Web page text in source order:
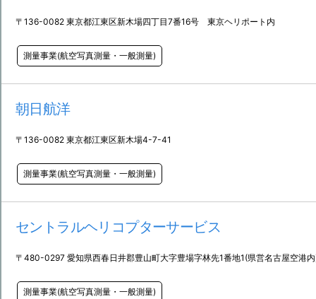
〒136-0082 東京都江東区新木場四丁目7番16号 東京ヘリポート内
測量事業(航空写真測量・一般測量)
朝日航洋
〒136-0082 東京都江東区新木場4-7-41
測量事業(航空写真測量・一般測量)
セントラルヘリコプターサービス
〒480-0297 愛知県西春日井郡豊山町大字豊場字林先1番地1(県営名古屋空港
測量事業(航空写真測量・一般測量)